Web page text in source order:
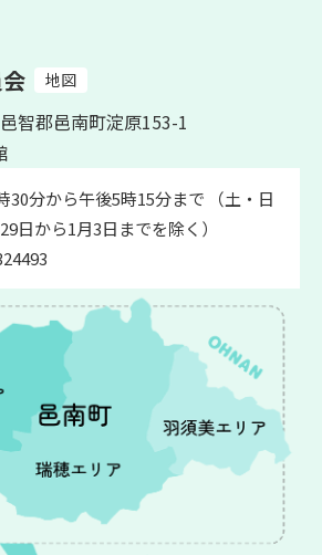
地図
智郡邑南町淀原153-1
30分から午後5時15分まで （土・日
日から1月3日までを除く）